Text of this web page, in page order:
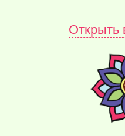
Открыть